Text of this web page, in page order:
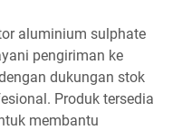
aluminium sulphate
pengiriman ke
dukungan stok
Produk tersedia
membantu